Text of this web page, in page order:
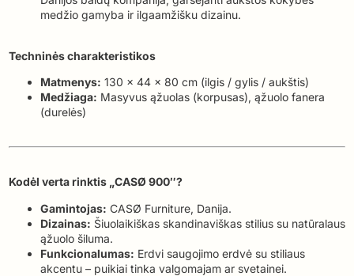
medžio gamyba ir ilgaamžišku dizainu.
Techninės charakteristikos
Matmenys: 130 x 44 x 80 cm (ilgis / gylis / aukštis)
Medžiaga: Masyvus ąžuolas (korpusas), ąžuolo fanera
(durelės)
Kodėl verta rinktis „CASØ 900″?
Gamintojas: CASØ Furniture, Danija.
Dizainas: Šiuolaikiškas skandinaviškas stilius su natūralaus
ąžuolo šiluma.
Funkcionalumas: Erdvi saugojimo erdvė su stiliaus
akcentu – puikiai tinka valgomajam ar svetainei.